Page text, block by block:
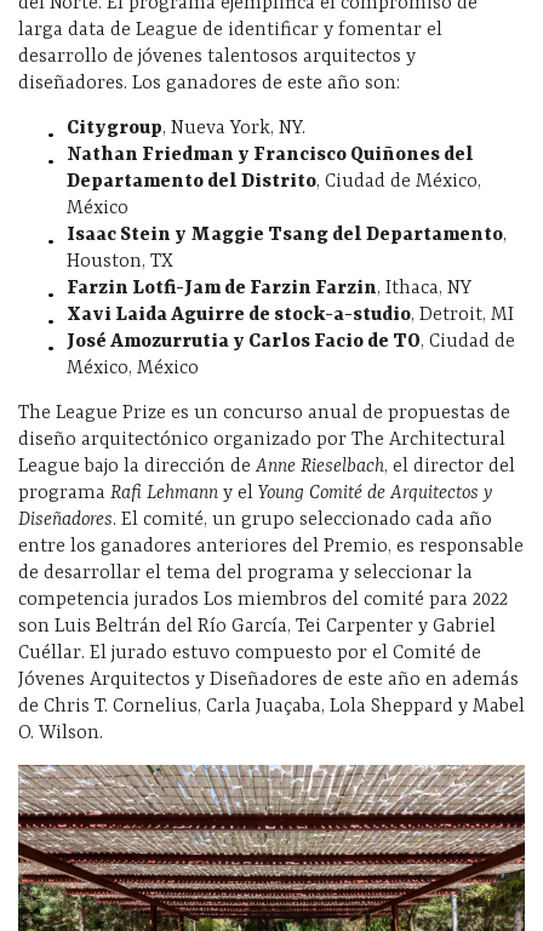
larga data de League de identificar y fomentar el
desarrollo de jóvenes talentosos arquitectos y
diseñadores. Los ganadores de este año son:
Citygroup, Nueva York, NY.
Nathan Friedman y Francisco Quiñones del
Departamento del Distrito, Ciudad de México,
México
Isaac Stein y Maggie Tsang del Departamento,
Houston, TX
Farzin Lotfi-Jam de Farzin Farzin, Ithaca, NY
Xavi Laida Aguirre de stock-a-studio, Detroit, MI
José Amozurrutia y Carlos Facio de TO, Ciudad de
México, México
The League Prize es un concurso anual de propuestas de
diseño arquitectónico organizado por The Architectural
League bajo la dirección deAnne Rieselbach, el director del
programa Rafi Lehmann y el Young Comité de Arquitectos y
Diseñadores. El comité, un grupo seleccionado cada año
entre los ganadores anteriores del Premio, es responsable
de desarrollar el tema del programa y seleccionar la
competencia jurados Los miembros del comité para 2022
son Luis Beltrán del Río García, Tei Carpenter y Gabriel
Cuéllar. El jurado estuvo compuesto por el Comité de
Jóvenes Arquitectos y Diseñadores de este año en además
de Chris T. Cornelius, Carla Juaçaba, Lola Sheppard y Mabel
O. Wilson.